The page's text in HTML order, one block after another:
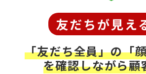
友だちが見え
「友だち全員」の「
を確認しながら顧